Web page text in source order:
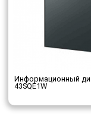
Информационный
43SQE1W